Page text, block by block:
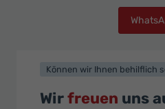
Können wir Ihnen behilflich
Wirfreuen uns